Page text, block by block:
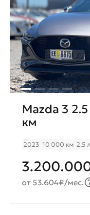
Mazda 3
км
2023 10 000 км 2.5 л
от 53.604₽/мес.